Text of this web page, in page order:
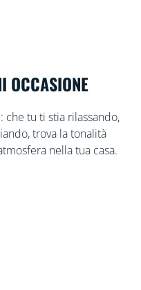
OCCASIONE
tu ti stia rilassando,
trova la tonalità
nella tua casa.